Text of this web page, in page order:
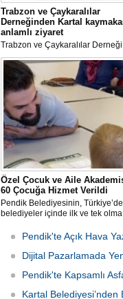
Trabzon ve Çaykaralılar
Derneğinden Kartal
anlamlı ziyaret
Trabzon ve Çaykaralılar Derneği
yönetim kurulu Kartal
Çakıcı'yı ziyaret etti.
Özel Çocuk ve Aile
60 Çocuğa Hizmet Verildi
Pendik Belediyesinin,
belediyeler içinde ilk ve tek olma
Akademisi” programından ilk
60 özel çocuk yararlandı.
Pendik'te Açık Hava
Dijital Pazarlamada
Pendik'te Kapsamlı
Kartal Belediyesi’nden